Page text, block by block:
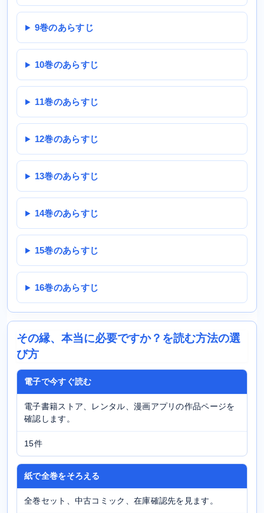
9巻のあらすじ
10巻のあらすじ
11巻のあらすじ
12巻のあらすじ
13巻のあらすじ
14巻のあらすじ
15巻のあらすじ
16巻のあらすじ
その縁、本当に必要ですか？を読む方法の選
び方
電子で今すぐ読む
電子書籍ストア、レンタル、漫画アプリの作品ページを
確認します。
15件
紙で全巻をそろえる
全巻セット、中古コミック、在庫確認先を見ます。